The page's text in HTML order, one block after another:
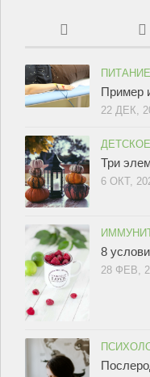
ПИТАНИЕ
Пример
22 ДЕК,
Три
6 ОКТ,
8
28 ФЕВ,